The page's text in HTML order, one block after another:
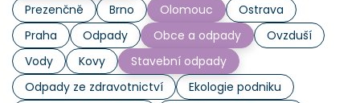
Prezenčně
Brno Olomouc
Ostrava
Praha
Odpady Obce a odpady
Ovzduší
Vody
Kovy
Stavební odpady
Odpady ze zdravotnictví
Ekologie podniku